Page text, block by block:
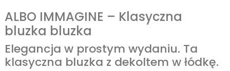
ALBO IMMAGINE – Klasyczna
bluzka bluzka
Elegancja w prostym wydaniu. Ta
klasyczna bluzka z dekoltem w łódkę.